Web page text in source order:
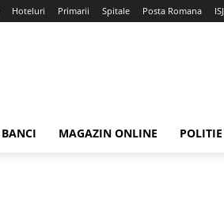
Hoteluri Primarii Spitale Posta Romana ISJ
BANCI MAGAZIN ONLINE POLITIE